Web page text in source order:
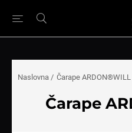
Naslovna / Čarape ARDON®WILL
Čarape